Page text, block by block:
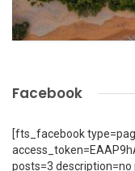
Facebook
[fts_facebook
posts=3 description=no